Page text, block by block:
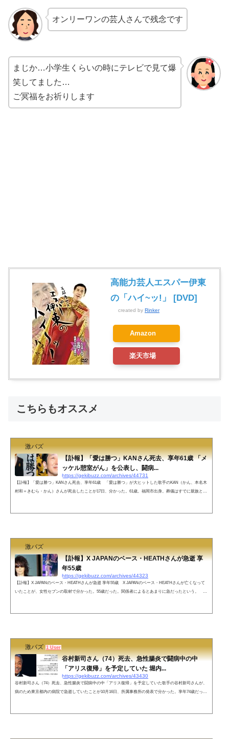
オンリーワンの芸人さんで残念です
まじか…小学生くらいの時にテレビで見て爆
笑してました…
ご冥福をお祈りします
高能力芸人エスパー伊東
の「ハイ~ッ!」 [DVD]
created by Rinker
Amazon
楽天市場
こちらもオススメ
激バズ
【訃報】「愛は勝つ」KANさん死去、享年61歳 「メ
ッケル憩室がん」を公表し、闘病...
https://gekibuzz.com/archives/44731
【訃報】「愛は勝つ」KANさん死去、享年61歳 「愛は勝つ」が大ヒットした歌手のKAN（かん、本名木
村和＝きむら・かん）さんが死去したことが17日、分かった。61歳。福岡市出身。葬儀はすでに親族とご
激バズ
【訃報】X JAPANのベース・HEATHさんが急逝 享
年55歳
https://gekibuzz.com/archives/44323
【訃報】X JAPANのベース・HEATHさんが急逝 享年55歳 X JAPANのベース・HEATHさんが亡くなって
いたことが、女性セブンの取材で分かった。55歳だった。関係者によるとあまりに急だったという。 X
激バズ 1 User
谷村新司さん（74）死去、急性腸炎で闘病中の中
「アリス復帰」を予定していた 堀内...
https://gekibuzz.com/archives/43430
谷村新司さん（74）死去、急性腸炎で闘病中の中「アリス復帰」を予定していた歌手の谷村新司さんが、
病のため東京都内の病院で急逝していたことが10月16日、所属事務所の発表で分かった。享年74歳だっ